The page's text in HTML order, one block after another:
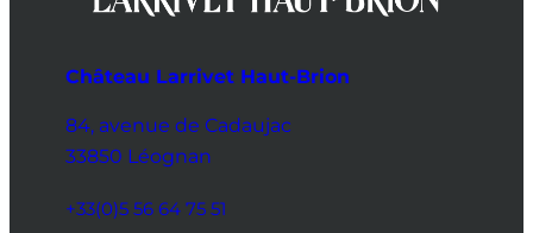
Château Larrivet Haut-Brion
84, avenue de Cadaujac
33850 Léognan
+33(0)5 56 64 75 51